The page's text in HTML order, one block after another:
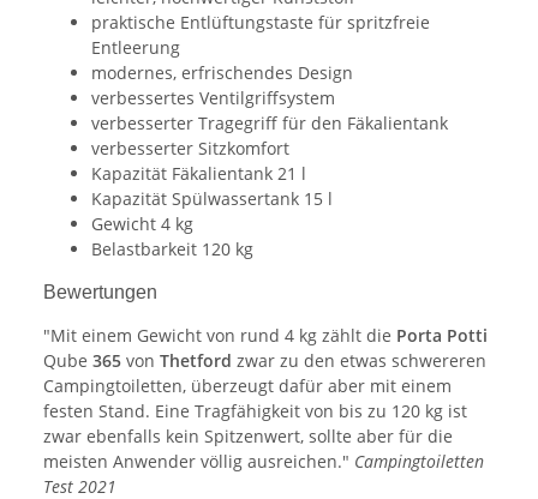
praktische Entlüftungstaste für spritzfreie
Entleerung
modernes, erfrischendes Design
verbessertes Ventilgriffsystem
verbesserter Tragegriff für den Fäkalientank
verbesserter Sitzkomfort
Kapazität Fäkalientank 21 l
Kapazität Spülwassertank 15 l
Gewicht 4 kg
Belastbarkeit 120 kg
Bewertungen
"Mit einem Gewicht von rund 4 kg zählt die Porta Potti
Qube 365 von Thetford zwar zu den etwas schwereren
Campingtoiletten, überzeugt dafür aber mit einem
festen Stand. Eine Tragfähigkeit von bis zu 120 kg ist
zwar ebenfalls kein Spitzenwert, sollte aber für die
meisten Anwender völlig ausreichen." Campingtoiletten
Test 2021